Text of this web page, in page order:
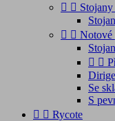
 
  Notové
 
Se
S
  Rycote